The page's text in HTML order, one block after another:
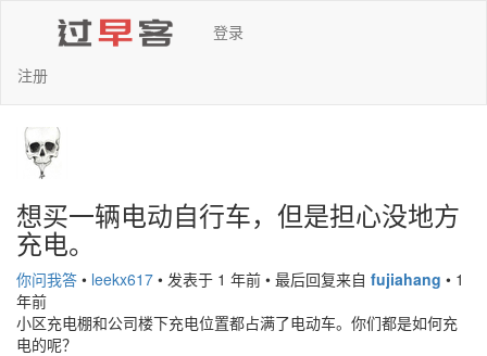
登录
注册
想买一辆电动自行车，但是担心没地方
充电。
你问我答 • leekx617 • 发表于 1 年前 • 最后回复来自 fujiahang • 1
年前
小区充电棚和公司楼下充电位置都占满了电动车。你们都是如何充
电的呢？